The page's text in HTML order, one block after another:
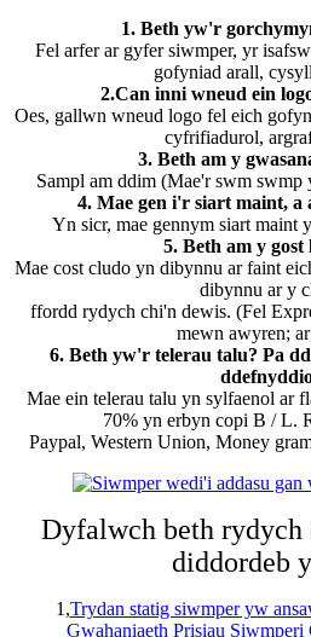
1. Beth yw'r
Fel arfer ar gyfer siwmper, yr
gofyniad arall,
2.Can inni wneud ein
Oes, gallwn wneud logo fel eich
cyfrifiadurol,
3. Beth am y
Sampl am ddim (Mae'r swm
4. Mae gen i'r siart maint, a
Yn sicr, mae gennym siart maint
5. Beth am y gost
Mae cost cludo yn dibynnu ar faint
dibynnu ar y
ffordd rydych chi'n dewis. (Fel
mewn awyren;
6. Beth yw'r telerau talu? Pa
Mae ein telerau talu yn sylfaenol ar
70% yn erbyn copi B / L.
Paypal, Western Union, Money
Dyfalwch beth
diddordeb
1,Trydan statig siwmper yw
Gwahaniaeth Prisiau Siwmperi